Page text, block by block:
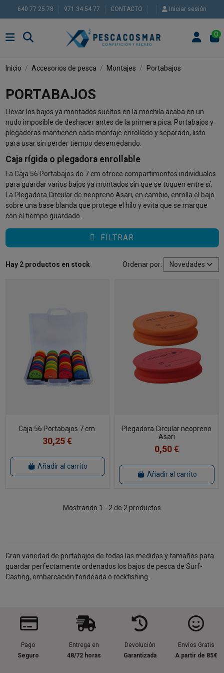
640 77 25 78 971 34 54 77 CONTACTO Iniciar sesión
0
Inicio Accesorios de pesca Montajes Portabajos
PORTABAJOS
Llevar los bajos ya montados sueltos en la mochila acaba en un
nudo imposible de deshacer antes de la primera pica. Portabajos y
plegadoras mantienen cada montaje enrollado y separado, listo
para usar sin perder tiempo desenredando.
Caja rígida o plegadora enrollable
La Caja 56 Portabajos de 7 cm ofrece compartimentos individuales
para guardar varios bajos ya montados sin que se toquen entre sí.
La Plegadora Circular de neopreno Asari, en cambio, enrolla el bajo
sobre una base blanda que protege el hilo y evita que se marque
con el tiempo guardado.
FILTRAR
Hay 2 productos en stock Ordenar por: Novedades
Caja 56 Portabajos 7 cm.
30,25 €
Añadir al carrito
Plegadora Circular neopreno
Asari
0,50 €
Añadir al carrito
Mostrando 1 - 2 de 2 productos
Gran variedad de portabajos de todas las medidas y tamaños para
guardar perfectamente ordenados los bajos de pesca de Surf-
Casting, embarcación fondeada o rockfishing.
Pago
Seguro
Entrega en
48/72 horas
Devolución
Garantizada
Envíos Gratis
A partir de 85€